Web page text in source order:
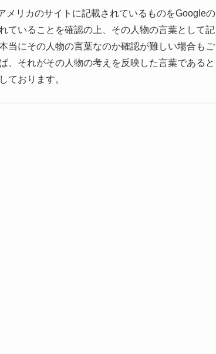
メリカのサイトに記載されているものをGoogleの
ていることを確認の上、その人物の言葉として記
当にその人物の言葉なのか確認が難しい場合もご
、それがその人物の考えを反映した言葉であると
ております。